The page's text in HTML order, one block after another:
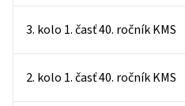
3. kolo 1. časť 40. ročník KMS
2. kolo 1. časť 40. ročník KMS